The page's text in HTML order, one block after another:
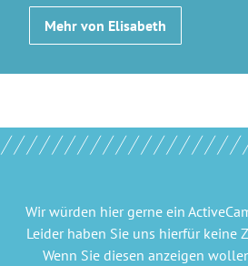
Mehr von Elisabeth
Wir würden hier gerne ein
Leider haben Sie uns hierfür keine
Wenn Sie diesen anzeigen